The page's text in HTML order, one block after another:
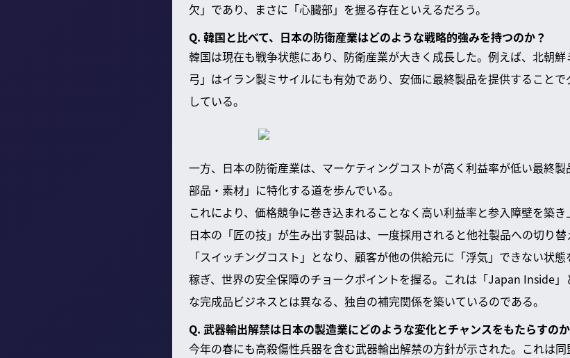
欠」であり、まさに「心臓部」を握る存在といえるだろう。
Q. 韓国と比べて、日本の防衛産業はどのような戦略的強みを持つのか？
韓国は現在も戦争状態にあり、防衛産業が大きく成長した。例えば、北朝
弓」はイラン製ミサイルにも有効であり、安価に最終製品を提供すること
している。
一方、日本の防衛産業は、マーケティングコストが高く利益率が低い最終
部品・素材」に特化する道を歩んでいる。
これにより、価格競争に巻き込まれることなく高い利益率と参入障壁を築き
日本の「匠の技」が生み出す製品は、一度採用されると他社製品への切り
「スイッチングコスト」となり、顧客が他の供給元に「浮気」できない状
稼ぎ、世界の安全保障のチョークポイントを握る。これは「Japan Inside
な完成品ビジネスとは異なる、独自の補完関係を築いているのである。
Q. 武器輸出解禁は日本の製造業にどのような変化とチャンスをもたらすの
今年の春にも高殺傷性兵器を含む武器輸出解禁の方針が示された。これは